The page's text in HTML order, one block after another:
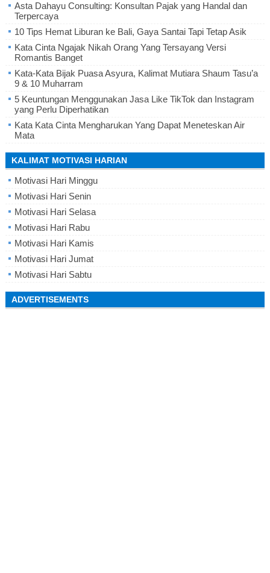
Asta Dahayu Consulting: Konsultan Pajak yang Handal dan
Terpercaya
10 Tips Hemat Liburan ke Bali, Gaya Santai Tapi Tetap Asik
Kata Cinta Ngajak Nikah Orang Yang Tersayang Versi
Romantis Banget
Kata-Kata Bijak Puasa Asyura, Kalimat Mutiara Shaum Tasu’a
9 & 10 Muharram
5 Keuntungan Menggunakan Jasa Like TikTok dan Instagram
yang Perlu Diperhatikan
Kata Kata Cinta Mengharukan Yang Dapat Meneteskan Air
Mata
KALIMAT MOTIVASI HARIAN
Motivasi Hari Minggu
Motivasi Hari Senin
Motivasi Hari Selasa
Motivasi Hari Rabu
Motivasi Hari Kamis
Motivasi Hari Jumat
Motivasi Hari Sabtu
ADVERTISEMENTS